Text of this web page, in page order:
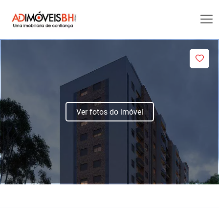
Ver fotos do imóvel